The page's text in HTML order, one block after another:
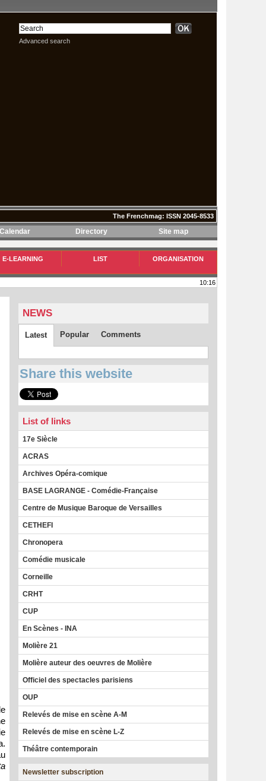
Advanced search
The Frenchmag: ISSN 2045-8533
Directory Site map
E-LEARNING LIST ORGANISATION
10:16
NEWS
Latest Popular Comments
Share this website
List of links
17e Siècle
ACRAS
Archives Opéra-comique
BASE LAGRANGE - Comédie-Française
Centre de Musique Baroque de Versailles
CETHEFI
Chronopera
Comédie musicale
Corneille
CRHT
CUP
En Scènes - INA
Molière 21
Molière auteur des oeuvres de Molière
Officiel des spectacles parisiens
OUP
Relevés de mise en scène A-M
Relevés de mise en scène L-Z
Théâtre contemporain
Newsletter subscription